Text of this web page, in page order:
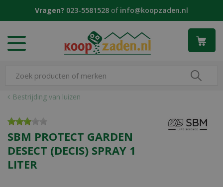
Bestrijding van luizen
Vragen? 023-5581528 of info@koopzaden.nl
SBM PROTECT GARDEN
DESECT (DECIS) SPRAY 1
LITER